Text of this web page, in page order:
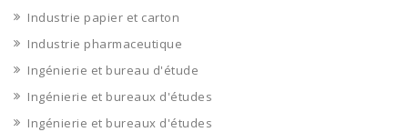
Industrie papier et carton
Industrie pharmaceutique
Ingénierie et bureau d'étude
Ingénierie et bureaux d'études
Ingénierie et bureaux d'études